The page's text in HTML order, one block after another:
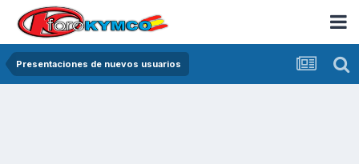
Presentaciones de nuevos usuarios